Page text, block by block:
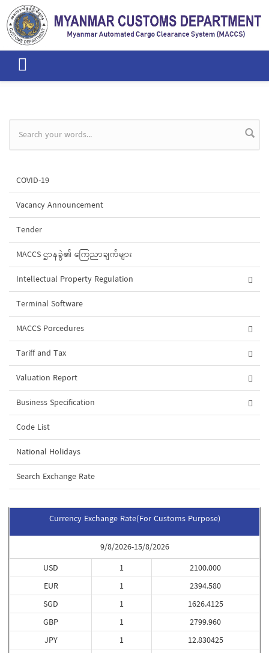
Skip to main content
Search form
COVID-19
Vacancy Announcement
Tender
MACCS ဌာနခွဲ၏ ကြေညာချက်များ
Intellectual Property Regulation
Terminal Software
MACCS Porcedures
Tariff and Tax
Valuation Report
Business Specification
Code List
National Holidays
Search Exchange Rate
Currency Exchange Rate(For Customs Purpose)
9/8/2026-15/8/2026
USD
EUR
SGD
GBP
JPY
1
1
1
1
1
2100.000
2394.580
1626.4125
2799.960
12.830425